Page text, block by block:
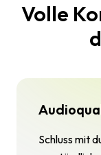
Volle
Schluss mit